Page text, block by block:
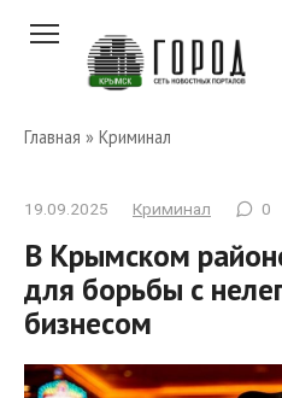
Главная » Криминал
19.09.2025 Криминал 0
В Крымском
для борьбы с
бизнесом